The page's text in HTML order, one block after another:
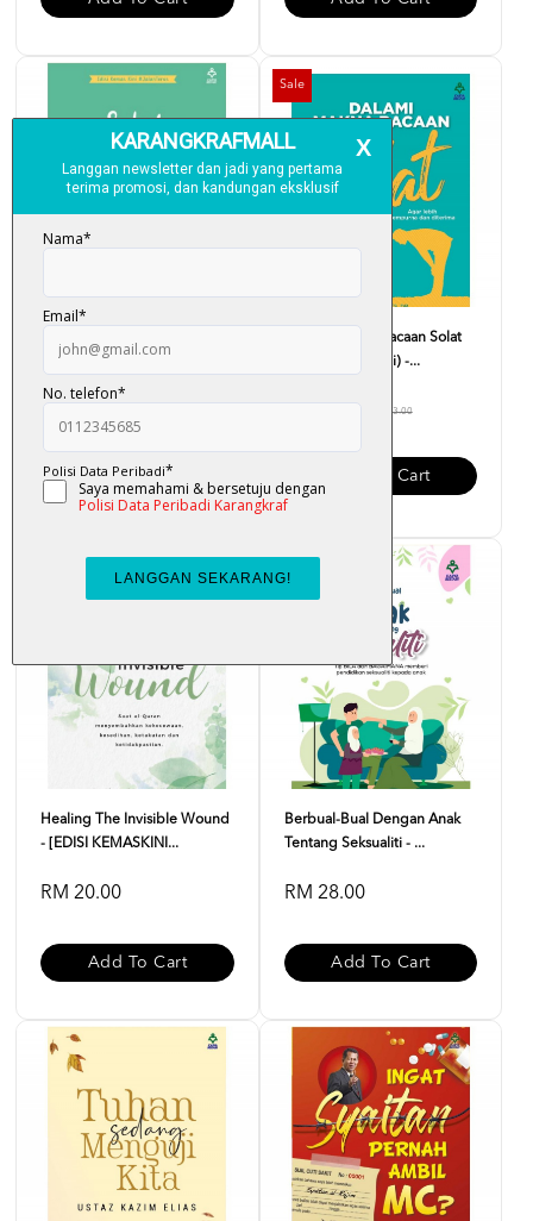
Mahadi
RM 30.00
Add To Cart
Sale
Dalami Makna Bacaan Solat
(Edisi Kemas Kini) -...
RM 18.40 RM 23.00
Add To Cart
Healing The Invisible Wound
- [EDISI KEMASKINI...
RM 20.00
Add To Cart
Berbual-Bual Dengan Anak
Tentang Seksualiti - ...
RM 28.00
Add To Cart